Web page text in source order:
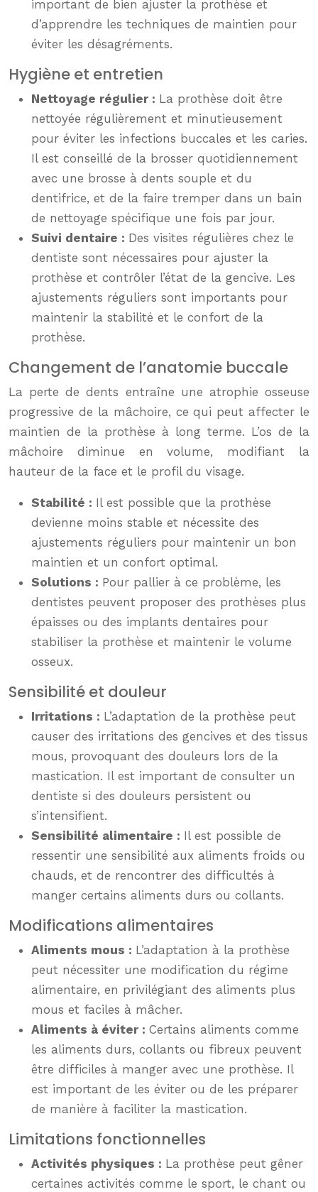
important de bien ajuster la prothèse et
d’apprendre les techniques de maintien pour
éviter les désagréments.
Hygiène et entretien
Nettoyage régulier : La prothèse doit être
nettoyée régulièrement et minutieusement
pour éviter les infections buccales et les caries.
Il est conseillé de la brosser quotidiennement
avec une brosse à dents souple et du
dentifrice, et de la faire tremper dans un bain
de nettoyage spécifique une fois par jour.
Suivi dentaire : Des visites régulières chez le
dentiste sont nécessaires pour ajuster la
prothèse et contrôler l’état de la gencive. Les
ajustements réguliers sont importants pour
maintenir la stabilité et le confort de la
prothèse.
Changement de l’anatomie buccale
La perte de dents entraîne une atrophie osseuse
progressive de la mâchoire, ce qui peut affecter le
maintien de la prothèse à long terme. L’os de la
mâchoire diminue en volume, modifiant la
hauteur de la face et le profil du visage.
Stabilité : Il est possible que la prothèse
devienne moins stable et nécessite des
ajustements réguliers pour maintenir un bon
maintien et un confort optimal.
Solutions : Pour pallier à ce problème, les
dentistes peuvent proposer des prothèses plus
épaisses ou des implants dentaires pour
stabiliser la prothèse et maintenir le volume
osseux.
Sensibilité et douleur
Irritations : L’adaptation de la prothèse peut
causer des irritations des gencives et des tissus
mous, provoquant des douleurs lors de la
mastication. Il est important de consulter un
dentiste si des douleurs persistent ou
s’intensifient.
Sensibilité alimentaire : Il est possible de
ressentir une sensibilité aux aliments froids ou
chauds, et de rencontrer des difficultés à
manger certains aliments durs ou collants.
Modifications alimentaires
Aliments mous : L’adaptation à la prothèse
peut nécessiter une modification du régime
alimentaire, en privilégiant des aliments plus
mous et faciles à mâcher.
Aliments à éviter : Certains aliments comme
les aliments durs, collants ou fibreux peuvent
être difficiles à manger avec une prothèse. Il
est important de les éviter ou de les préparer
de manière à faciliter la mastication.
Limitations fonctionnelles
Activités physiques : La prothèse peut gêner
certaines activités comme le sport, le chant ou